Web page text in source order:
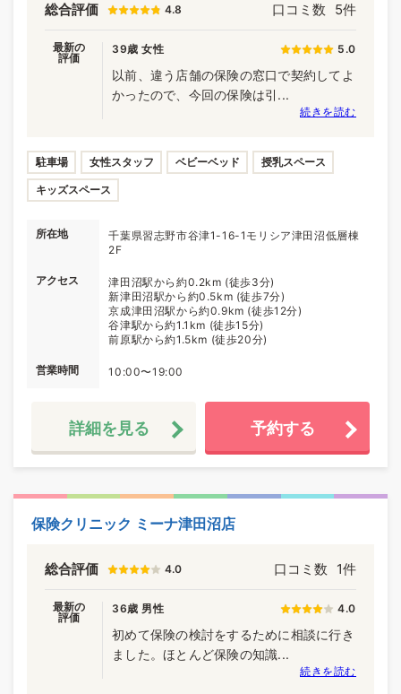
総合評価 4.8 口コミ数 5件
最新の
評価
39歳 女性 5.0
以前、違う店舗の保険の窓口で契約してよ
かったので、今回の保険は引...
続きを読む
駐車場 女性スタッフ ベビーベッド 授乳スペース
キッズスペース
所在地
千葉県習志野市谷津1-16-1モリシア津田沼低層棟
2F
アクセス
津田沼駅から約0.2km (徒歩3分)
新津田沼駅から約0.5km (徒歩7分)
京成津田沼駅から約0.9km (徒歩12分)
谷津駅から約1.1km (徒歩15分)
前原駅から約1.5km (徒歩20分)
営業時間 10:00〜19:00
詳細を見る 予約する
保険クリニック ミーナ津田沼店
総合評価 4.0 口コミ数 1件
最新の
評価
36歳 男性 4.0
初めて保険の検討をするために相談に行き
ました。ほとんど保険の知識...
続きを読む